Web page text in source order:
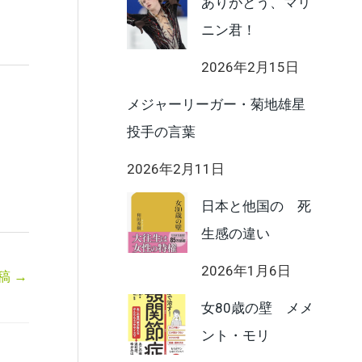
→
ニン君！
2026年2月15日
メジャーリーガー・菊地雄星
投手の言葉
2026年2月11日
日本と他国の 死
生感の違い
2026年1月6日
女80歳の壁 メメ
ント・モリ